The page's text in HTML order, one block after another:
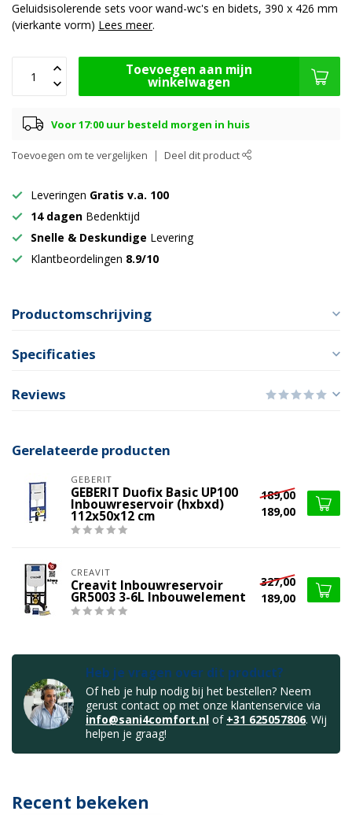
Geluidsisolerende sets voor wand-wc's en bidets, 390 x 426 mm
(vierkante vorm) Lees meer.
Toevoegen aan mijn
winkelwagen
Voor 17:00 uur besteld morgen in huis
Toevoegen om te vergelijken Deel dit product
Leveringen Gratis v.a. 100
14 dagen Bedenktijd
Snelle & Deskundige Levering
Klantbeordelingen 8.9/10
Productomschrijving
Specificaties
Reviews
Gerelateerde producten
GEBERIT
GEBERIT Duofix Basic UP100
Inbouwreservoir (hxbxd)
112x50x12 cm
189,00
189,00
CREAVIT
Creavit Inbouwreservoir
GR5003 3-6L Inbouwelement
327,00
189,00
Heb je vragen over dit product?
Of heb je hulp nodig bij het bestellen? Neem
gerust contact op met onze klantenservice via
info@sani4comfort.nl of +31 625057806. Wij
helpen je graag!
Recent bekeken